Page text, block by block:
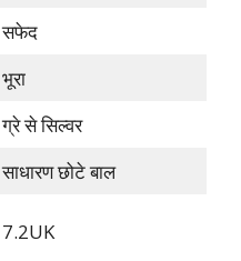
सफेद
भूरा
ग्रे से सिल्वर
साधारण छोटे बाल
7.2UK